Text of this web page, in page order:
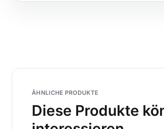
ÄHNLICHE PRODUKTE
Diese Produkte